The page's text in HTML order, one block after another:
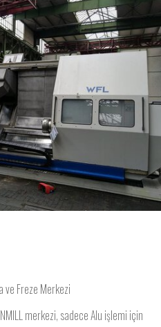
ve Freze Merkezi
merkezi, sadece Alu işlemi için